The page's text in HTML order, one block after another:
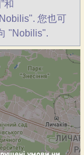
和
您也可
"Nobilis".